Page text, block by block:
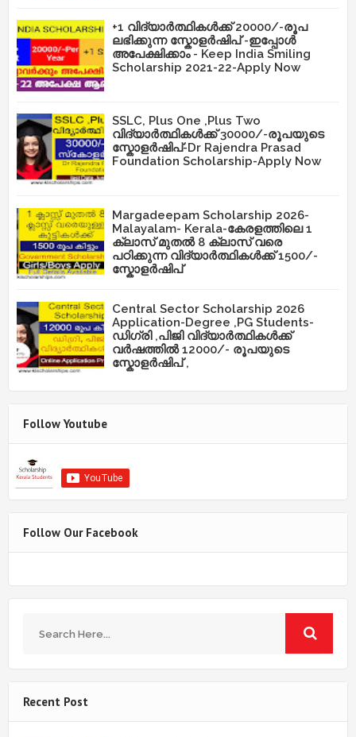
+1 വിദ്യാർത്ഥികൾക്ക് 20000/-രൂപ
ലഭിക്കുന്ന സ്കോളർഷിപ് -ഇപ്പോൾ
അപേക്ഷിക്കാം - Keep India Smiling
Scholarship 2021-22-Apply Now
SSLC, Plus One ,Plus Two
വിദ്യാർത്ഥികൾക്ക് 30000/-രൂപയുടെ
സ്കോളർഷിപ്-Dr Rajendra Prasad
Foundation Scholarship-Apply Now
Margadeepam Scholarship 2026-
Malayalam- Kerala-കേരളത്തിലെ 1
ക്ലാസ് മുതൽ 8 ക്ലാസ് വരെ
പഠിക്കുന്ന വിദ്യാർത്ഥികൾക്ക് 1500/-
സ്കോളർഷിപ്
Central Sector Scholarship 2026
Application-Degree ,PG Students-
ഡിഗ്രി ,പിജി വിദ്യാർത്ഥികൾക്ക്
വർഷത്തിൽ 12000/- രൂപയുടെ
സ്കോളർഷിപ് ,
Follow Youtube
Follow Our Facebook
Recent Post